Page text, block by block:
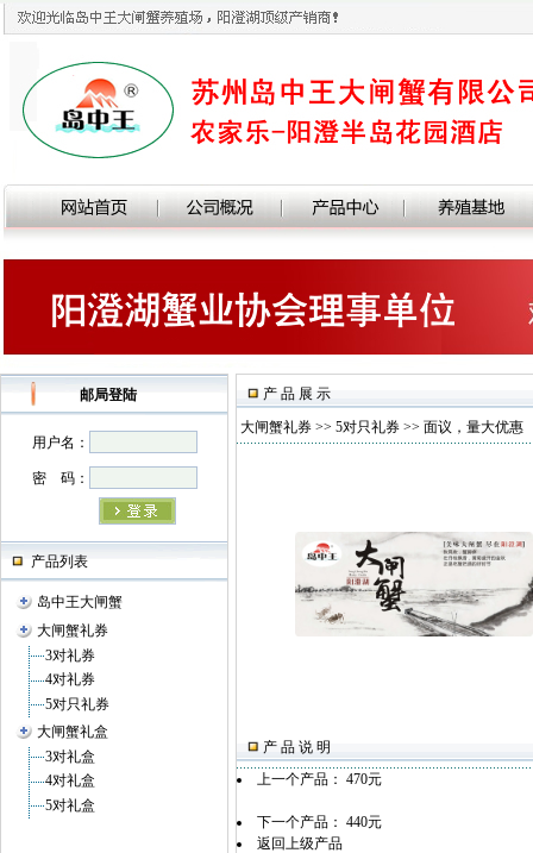
邮局登陆
用户名：
密 码：
产品列表
岛中王大闸蟹
大闸蟹礼券
3对礼券
4对礼券
5对只礼券
大闸蟹礼盒
3对礼盒
4对礼盒
5对礼盒
产 品 展 示
大闸蟹礼券 >> 5对只礼券 >> 面议，量大优惠
产 品 说 明
上一个产品： 470元
下一个产品： 440元
返回上级产品